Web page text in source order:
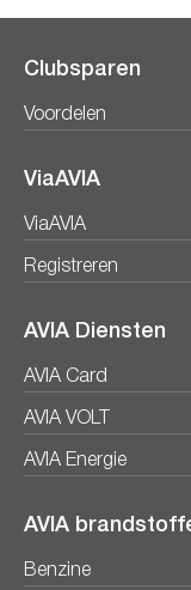
Clubsparen
Voordelen
ViaAVIA
ViaAVIA
Registreren
AVIA Diensten
AVIA Card
AVIA VOLT
AVIA Energie
AVIA
Benzine